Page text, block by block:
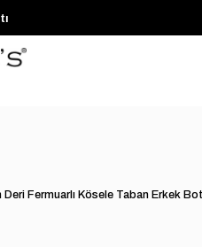
Fermuarlı Kösele Taban Erkek Bot